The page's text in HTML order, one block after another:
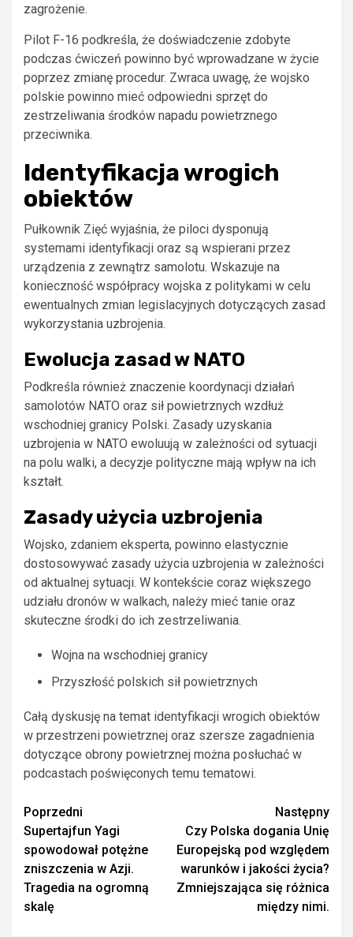
zagrożenie.
Pilot F-16 podkreśla, że doświadczenie zdobyte
podczas ćwiczeń powinno być wprowadzane w życie
poprzez zmianę procedur. Zwraca uwagę, że wojsko
polskie powinno mieć odpowiedni sprzęt do
zestrzeliwania środków napadu powietrznego
przeciwnika.
Identyfikacja wrogich
obiektów
Pułkownik Zięć wyjaśnia, że piloci dysponują
systemami identyfikacji oraz są wspierani przez
urządzenia z zewnątrz samolotu. Wskazuje na
konieczność współpracy wojska z politykami w celu
ewentualnych zmian legislacyjnych dotyczących zasad
wykorzystania uzbrojenia.
Ewolucja zasad w NATO
Podkreśla również znaczenie koordynacji działań
samolotów NATO oraz sił powietrznych wzdłuż
wschodniej granicy Polski. Zasady uzyskania
uzbrojenia w NATO ewoluują w zależności od sytuacji
na polu walki, a decyzje polityczne mają wpływ na ich
kształt.
Zasady użycia uzbrojenia
Wojsko, zdaniem eksperta, powinno elastycznie
dostosowywać zasady użycia uzbrojenia w zależności
od aktualnej sytuacji. W kontekście coraz większego
udziału dronów w walkach, należy mieć tanie oraz
skuteczne środki do ich zestrzeliwania.
Wojna na wschodniej granicy
Przyszłość polskich sił powietrznych
Całą dyskusję na temat identyfikacji wrogich obiektów
w przestrzeni powietrznej oraz szersze zagadnienia
dotyczące obrony powietrznej można posłuchać w
podcastach poświęconych temu tematowi.
Zobacz
wpisy
Poprzedni
Supertajfun Yagi
spowodował potężne
zniszczenia w Azji.
Tragedia na ogromną
skalę
Następny
Czy Polska dogania Unię
Europejską pod względem
warunków i jakości życia?
Zmniejszająca się różnica
między nimi.